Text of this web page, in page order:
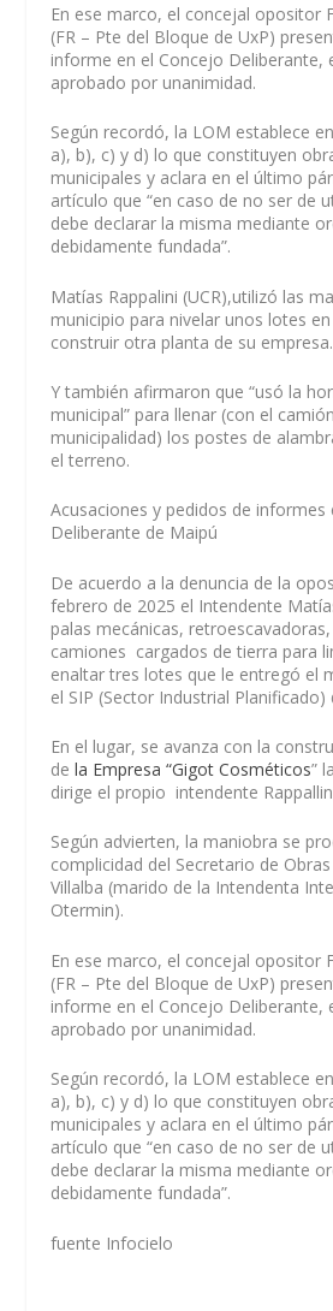
En ese marco, el concejal opositor
(FR – Pte del Bloque de UxP)
informe en el Concejo Deliberante,
aprobado por unanimidad.
Según recordó, la LOM establece
a), b), c) y d) lo que constituyen
municipales y aclara en el último
artículo que “en caso de no ser de
debe declarar la misma mediante
debidamente fundada”.
Matías Rappalini (UCR),utilizó las
municipio para nivelar unos lotes
construir otra planta de su empresa.
Y también afirmaron que “usó la
municipal” para llenar (con el
municipalidad) los postes de
el terreno.
Acusaciones y pedidos de informes
Deliberante de Maipú
De acuerdo a la denuncia de la
febrero de 2025 el Intendente
palas mecánicas,
camiones cargados de tierra para
enaltar tres lotes que le entregó el
el SIP (Sector Industrial Planificado)
En el lugar, se avanza con la
dela Empresa “Gigot Cosméticos”
dirige el propio intendente
Según advierten, la maniobra se
complicidad del Secretario de
Villalba (marido de la Intendenta
Otermin).
En ese marco, el concejal opositor
(FR – Pte del Bloque de UxP)
informe en el Concejo Deliberante,
aprobado por unanimidad.
Según recordó, la LOM establece
a), b), c) y d) lo que constituyen
municipales y aclara en el último
artículo que “en caso de no ser de
debe declarar la misma mediante
debidamente fundada”.
fuente Infocielo